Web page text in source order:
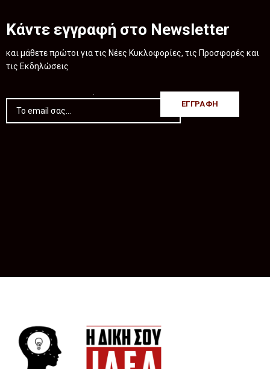
Κάντε εγγραφή στο Newsletter
και μάθετε πρώτοι για τις Νέες Κυκλοφορίες, τις Προσφορές και
τις Εκδηλώσεις